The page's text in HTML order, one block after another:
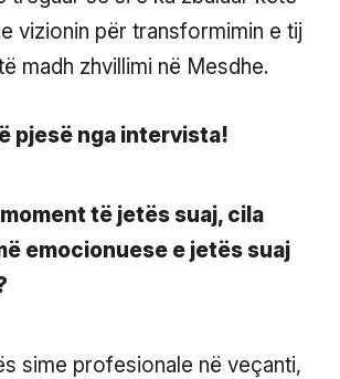
vizionin për transformimin e tij
madh zhvillimi në Mesdhe.
pjesë nga intervista!
të jetës suaj, cila
emocionuese e jetës suaj
sime profesionale në veçanti,